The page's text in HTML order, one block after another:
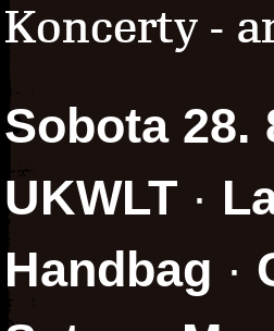
Koncerty -
Sobota 28.
UKWLT ·
Handbag ·